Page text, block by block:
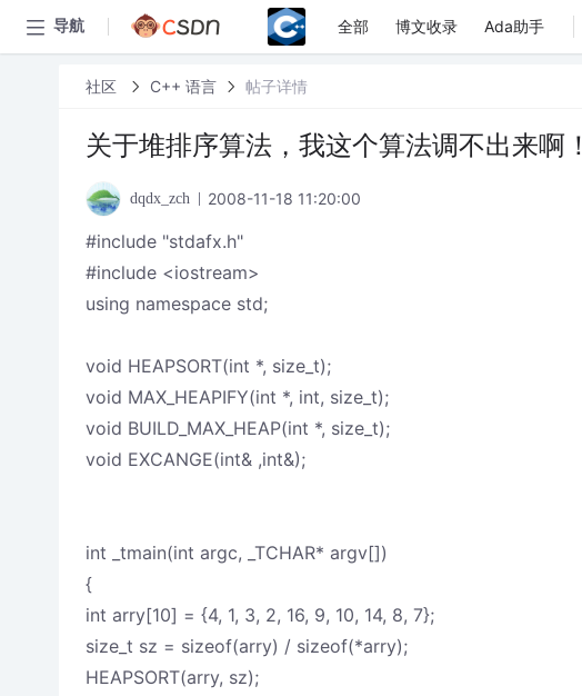
导航 全部 博文收录 Ada助手
社区 C++ 语言 帖子详情
关于堆排序算法，我这个算法调不出来啊！
dqdx_zch 2008-11-18 11:20:00
#include "stdafx.h"
#include <iostream>
using namespace std;
void HEAPSORT(int *, size_t);
void MAX_HEAPIFY(int *, int, size_t);
void BUILD_MAX_HEAP(int *, size_t);
void EXCANGE(int& ,int&);
int _tmain(int argc, _TCHAR* argv[])
{
int arry[10] = {4, 1, 3, 2, 16, 9, 10, 14, 8, 7};
size_t sz = sizeof(arry) / sizeof(*arry);
HEAPSORT(arry, sz);